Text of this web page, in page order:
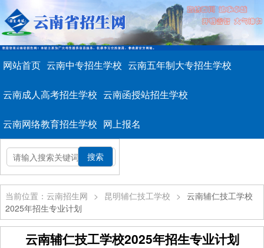
网站首页 云南中专招生学校 云南五年制大专招生学校
云南成人高考招生学校 云南函授站招生学校
云南网络教育招生学校 网上报名
当前位置：云南招生网 > 昆明辅仁技工学校 > 云南辅仁技工学校
2025年招生专业计划
云南辅仁技工学校2025年招生专业计划